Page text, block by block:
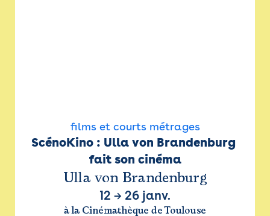
films et courts métrages
ScénoKino : Ulla von Brandenburg
fait son cinéma
Ulla von Brandenburg
12 → 26 janv.
à la Cinémathèque de Toulouse